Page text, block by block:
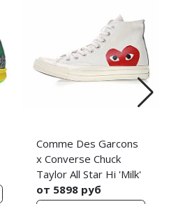
Comme Des Garcons
x Converse Chuck
Taylor All Star Hi 'Milk'
от 5898 руб